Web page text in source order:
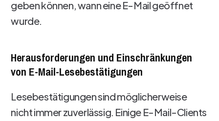
geben können, wann eine E-Mail geöffnet
wurde.
Herausforderungen und Einschränkungen
von E-Mail-Lesebestätigungen
Lesebestätigungen sind möglicherweise
nicht immer zuverlässig. Einige E-Mail-Clients